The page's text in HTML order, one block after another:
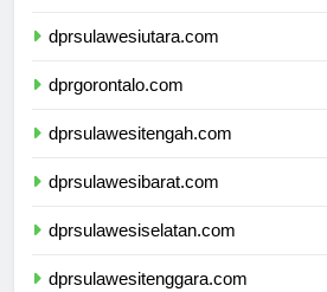
dprsulawesiutara.com
dprgorontalo.com
dprsulawesitengah.com
dprsulawesibarat.com
dprsulawesiselatan.com
dprsulawesitenggara.com